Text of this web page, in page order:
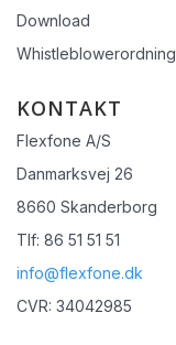
Download
Whistleblowerordning
KONTAKT
Flexfone A/S
Danmarksvej 26
8660 Skanderborg
Tlf: 86 51 51 51
info@flexfone.dk
CVR: 34042985